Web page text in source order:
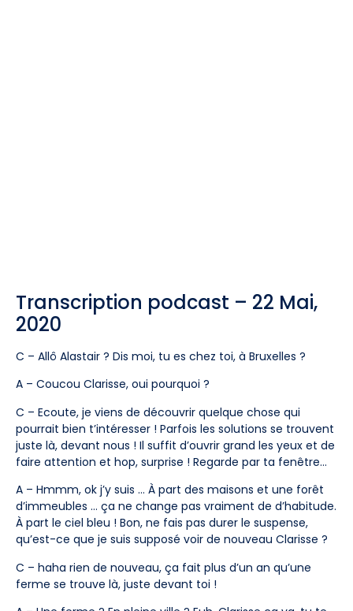
Transcription podcast – 22 Mai,
2020
C – Allô Alastair ? Dis moi, tu es chez toi, à Bruxelles ?
A – Coucou Clarisse, oui pourquoi ?
C – Ecoute, je viens de découvrir quelque chose qui
pourrait bien t’intéresser ! Parfois les solutions se trouvent
juste là, devant nous ! Il suffit d’ouvrir grand les yeux et de
faire attention et hop, surprise ! Regarde par ta fenêtre…
A – Hmmm, ok j’y suis … À part des maisons et une forêt
d’immeubles … ça ne change pas vraiment de d’habitude.
À part le ciel bleu ! Bon, ne fais pas durer le suspense,
qu’est-ce que je suis supposé voir de nouveau Clarisse ?
C – haha rien de nouveau, ça fait plus d’un an qu’une
ferme se trouve là, juste devant toi !